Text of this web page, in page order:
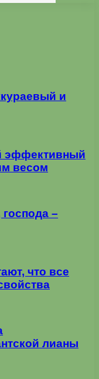
и
эффективный
весом
–
что все
лианы